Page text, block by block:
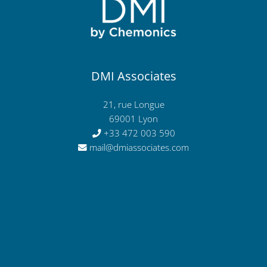
DMI Associates
21, rue Longue
69001 Lyon
+33 472 003 590
mail@dmiassociates.com